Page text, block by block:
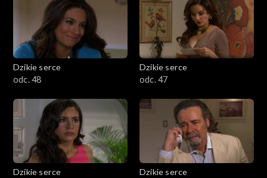
Dzikie serce
odc. 48
Dzikie serce
odc. 47
Dzikie serce
Dzikie serce